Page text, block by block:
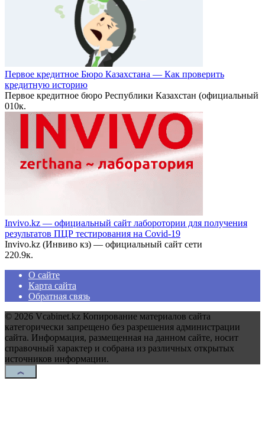
Первое кредитное Бюро Казахстана — Как проверить
кредитную историю
Первое кредитное бюро Республики Казахстан (официальный
010к.
Invivo.kz — официальный сайт лаборотории для получения
результатов ПЦР тестирования на Covid-19
Invivo.kz (Инвиво кз) — официальный сайт сети
220.9к.
О сайте
Карта сайта
Обратная связь
© 2026 Vcabinet.kz Копирование материалов сайта
категорически запрещено без разрешения администрации
сайта. Информация, размещенная на данном сайте, носит
справочный характер и собрана из различных открытых
источников информации.